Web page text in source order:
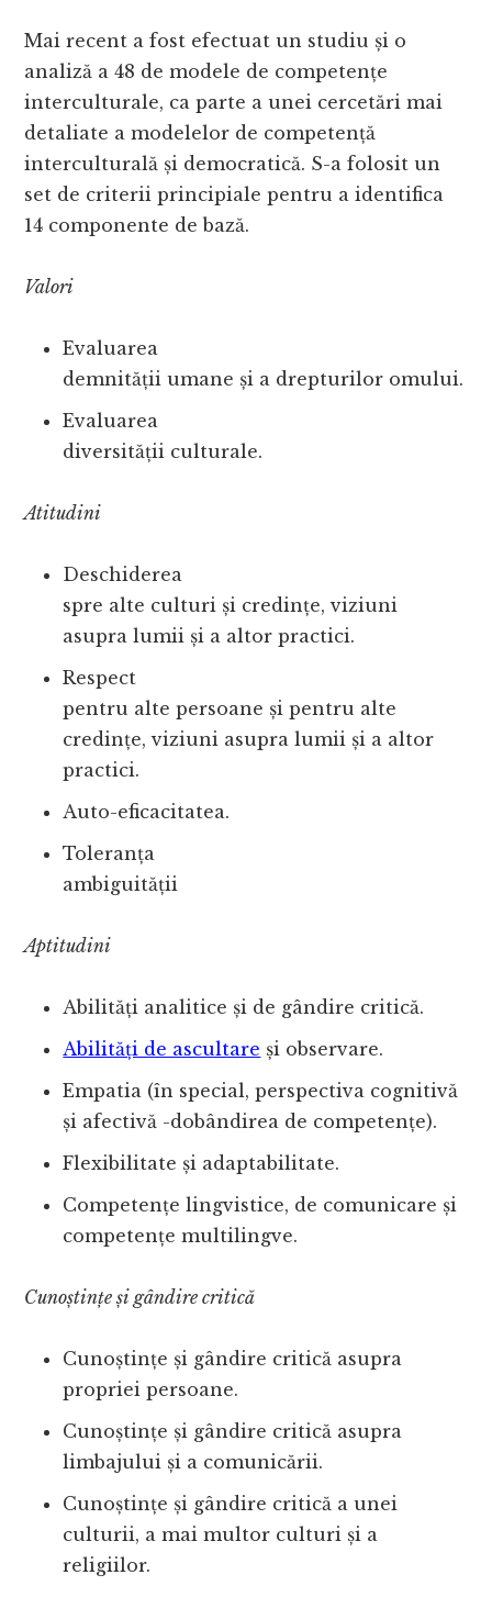
Mai recent a fost efectuat un studiu și o
analiză a 48 de modele de competențe
interculturale, ca parte a unei cercetări mai
detaliate a modelelor de competență
interculturală și democratică. S-a folosit un
set de criterii principiale pentru a identifica
14 componente de bază.
Valori
Evaluarea
demnității umane și a drepturilor omului.
Evaluarea
diversității culturale.
Atitudini
Deschiderea
spre alte culturi și credințe, viziuni
asupra lumii și a altor practici.
Respect
pentru alte persoane și pentru alte
credințe, viziuni asupra lumii și a altor
practici.
Auto-eficacitatea.
Toleranța
ambiguității
Aptitudini
Abilități analitice și de gândire critică.
Abilități de ascultare și observare.
Empatia (în special, perspectiva cognitivă
și afectivă -dobândirea de competențe).
Flexibilitate și adaptabilitate.
Competențe lingvistice, de comunicare și
competențe multilingve.
Cunoștințe și gândire critică
Cunoștințe și gândire critică asupra
propriei persoane.
Cunoștințe și gândire critică asupra
limbajului și a comunicării.
Cunoștințe și gândire critică a unei
culturii, a mai multor culturi și a
religiilor.